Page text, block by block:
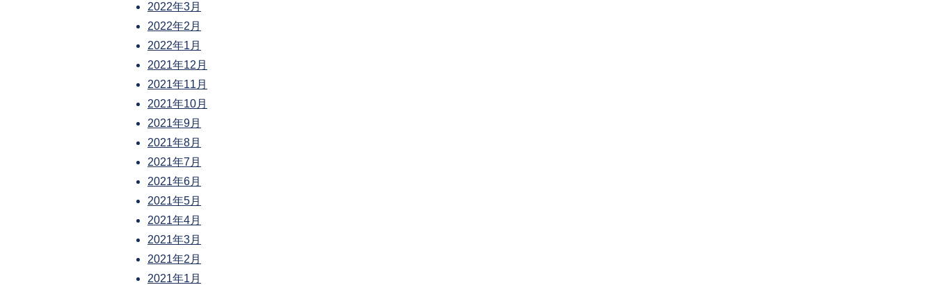
2022年3月
2022年2月
2022年1月
2021年12月
2021年11月
2021年10月
2021年9月
2021年8月
2021年7月
2021年6月
2021年5月
2021年4月
2021年3月
2021年2月
2021年1月